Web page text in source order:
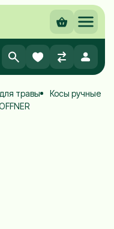
травы
Косы ручные